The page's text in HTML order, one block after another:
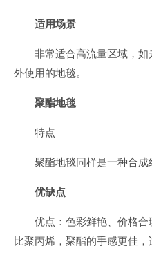
适用场景
非常适合高流量区域，
外使用的地毯。
聚酯地毯
特点
聚酯地毯同样是一种合成
优缺点
优点：色彩鲜艳、价格
比聚丙烯，聚酯的手感更佳，